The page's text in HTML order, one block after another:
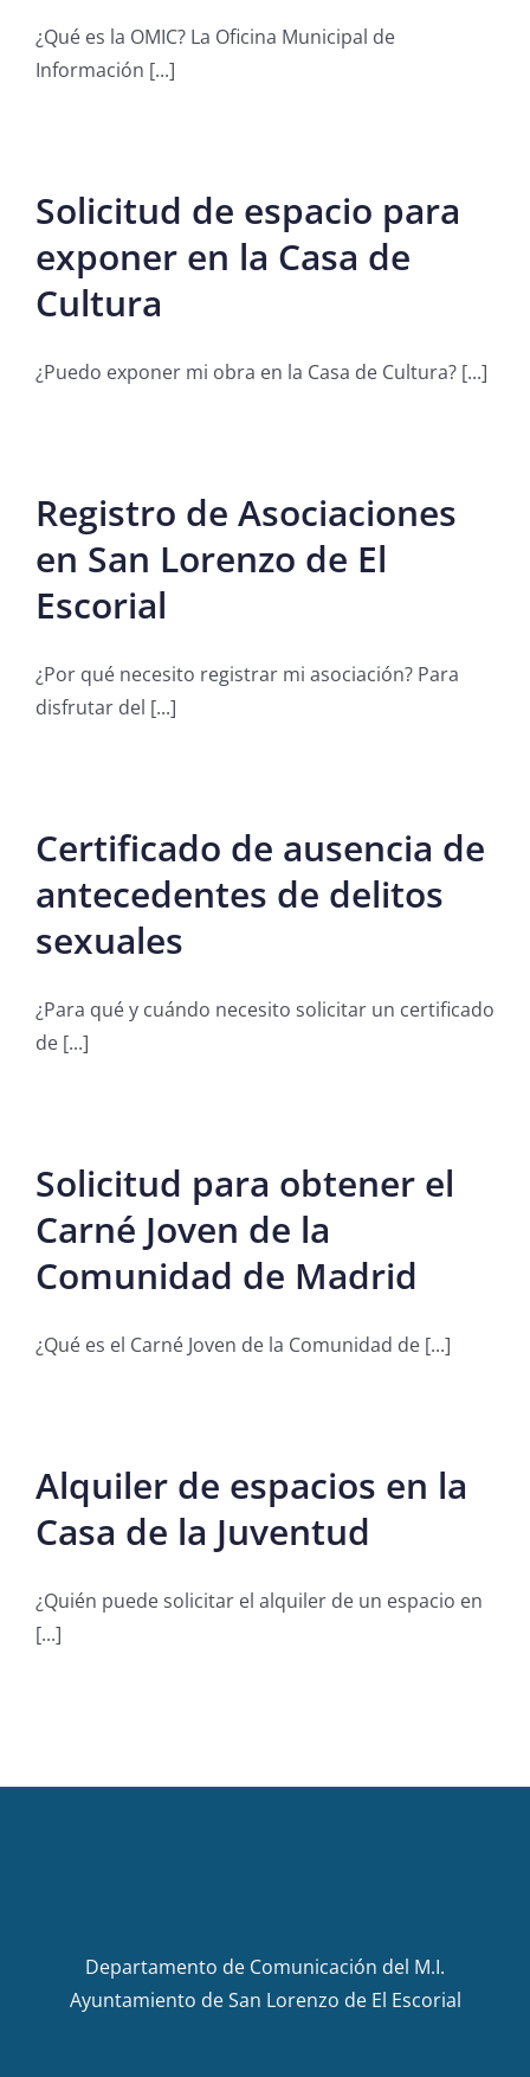
¿Qué es la OMIC? La Oficina Municipal de
Información [...]
Solicitud de espacio para
exponer en la Casa de
Cultura
¿Puedo exponer mi obra en la Casa de Cultura? [...]
Registro de Asociaciones
en San Lorenzo de El
Escorial
¿Por qué necesito registrar mi asociación? Para
disfrutar del [...]
Certificado de ausencia de
antecedentes de delitos
sexuales
¿Para qué y cuándo necesito solicitar un certificado
de [...]
Solicitud para obtener el
Carné Joven de la
Comunidad de Madrid
¿Qué es el Carné Joven de la Comunidad de [...]
Alquiler de espacios en la
Casa de la Juventud
¿Quién puede solicitar el alquiler de un espacio en
[...]
Departamento de Comunicación del M.I.
Ayuntamiento de San Lorenzo de El Escorial